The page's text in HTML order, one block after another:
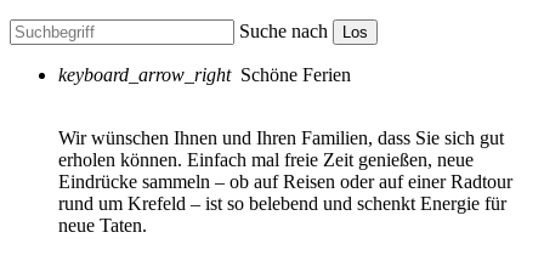
Suche nach Los
keyboard_arrow_right Schöne Ferien
Wir wünschen Ihnen und Ihren Familien, dass Sie sich gut
erholen können. Einfach mal freie Zeit genießen, neue
Eindrücke sammeln – ob auf Reisen oder auf einer Radtour
rund um Krefeld – ist so belebend und schenkt Energie für
neue Taten.